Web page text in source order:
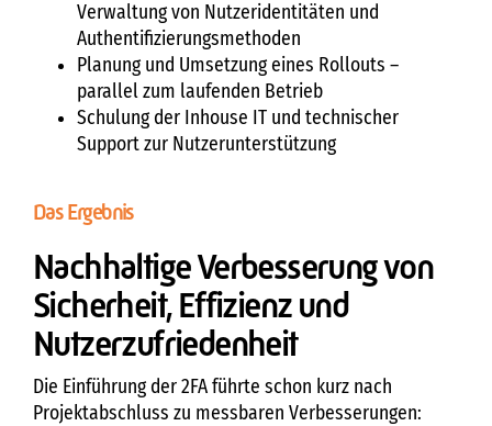
Verwaltung von Nutzeridentitäten und
Authentifizierungsmethoden
Planung und Umsetzung eines Rollouts –
parallel zum laufenden Betrieb
Schulung der Inhouse IT und technischer
Support zur Nutzerunterstützung
Das Ergebnis
Nachhaltige Verbesserung von
Sicherheit, Effizienz und
Nutzerzufriedenheit
Die Einführung der 2FA führte schon kurz nach
Projektabschluss zu messbaren Verbesserungen: